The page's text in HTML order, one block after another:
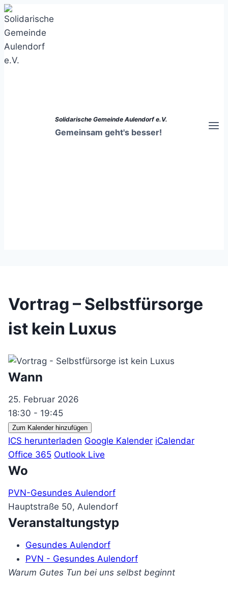
Zum
Inhalt
springen
Solidarische Gemeinde Aulendorf e.V.
Gemeinsam geht's besser!
Vortrag – Selbstfürsorge
ist kein Luxus
Wann
25. Februar 2026
18:30 - 19:45
Zum Kalender hinzufügen
ICS herunterladen Google Kalender iCalendar
Office 365 Outlook Live
Wo
PVN-Gesundes Aulendorf
Hauptstraße 50, Aulendorf
Veranstaltungstyp
Gesundes Aulendorf
PVN - Gesundes Aulendorf
Warum Gutes Tun bei uns selbst beginnt